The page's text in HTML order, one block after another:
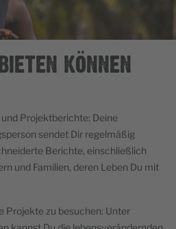
KÖNNEN
Projektberichte: Deine
sendet Dir regelmäßig
Berichte, einschließlich
und Familien, deren Leben Du mit
Projekte zu besuchen: Unter